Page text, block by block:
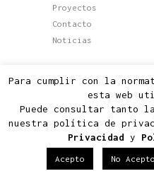
Proyectos
Contacto
Noticias
Últimos
Proyectos
Viviendas
Para cumplir con la
esta web
Puede consultar tanto
nuestra política de
Privacidad y
Acepto No Acepto